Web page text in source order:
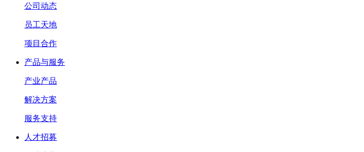
公司动态
员工天地
项目合作
产品与服务
产业产品
解决方案
服务支持
人才招募